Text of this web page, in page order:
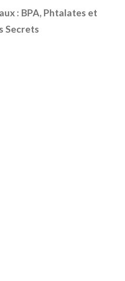
: BPA, Phtalates et
Secrets